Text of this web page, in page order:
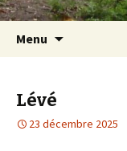
Menu
Lévé
23 décembre 2025